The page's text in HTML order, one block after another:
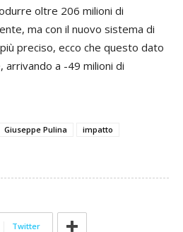
oltre 206 milioni di
ma con il nuovo sistema di
preciso, ecco che questo dato
arrivando a -49 milioni di
Giuseppe Pulina
impatto
Twitter